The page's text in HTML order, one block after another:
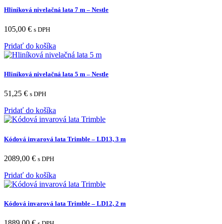
Hliníková nivelačná lata 7 m – Nestle
105,00 € s DPH
Pridať do košíka
Hliníková nivelačná lata 5 m – Nestle
51,25 € s DPH
Pridať do košíka
Kódová invarová lata Trimble – LD13, 3 m
2089,00 € s DPH
Pridať do košíka
Kódová invarová lata Trimble – LD12, 2 m